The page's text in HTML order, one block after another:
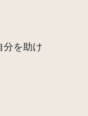
を助け